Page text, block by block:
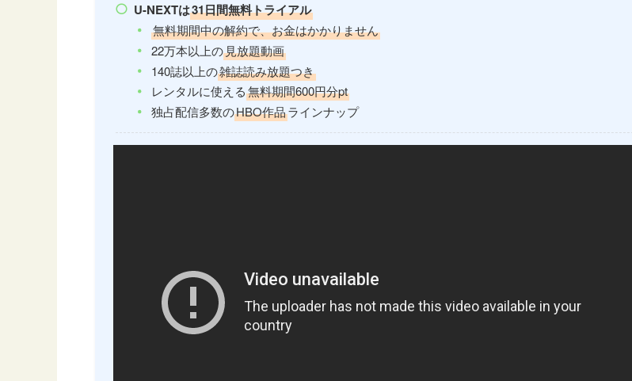
U-NEXTは31日間無料トライアル
無料期間中の解約で、お金はかかりません
22万本以上の見放題動画
140誌以上の雑誌読み放題つき
レンタルに使える無料期間600円分pt
独占配信多数のHBO作品ラインナップ